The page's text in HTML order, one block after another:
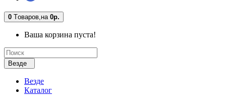
0 Tоваров,на 0р.
Ваша корзина пуста!
Везде
Везде
Каталог